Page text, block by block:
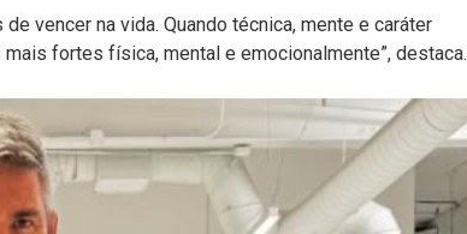
vencer na vida. Quando técnica, mente e caráter
fortes física, mental e emocionalmente”, destaca.